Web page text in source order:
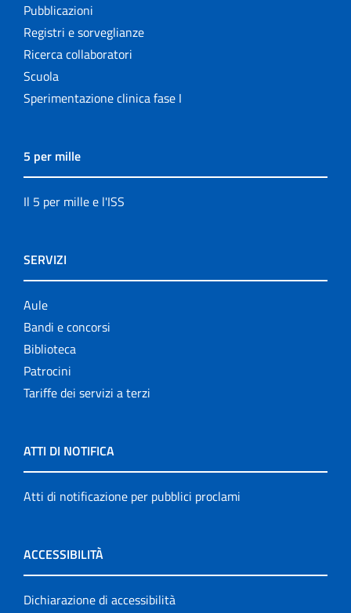
Pubblicazioni
Registri e sorveglianze
Ricerca collaboratori
Scuola
Sperimentazione clinica fase I
5 per mille
Il 5 per mille e l'ISS
SERVIZI
Aule
Bandi e concorsi
Biblioteca
Patrocini
Tariffe dei servizi a terzi
ATTI DI NOTIFICA
Atti di notificazione per pubblici proclami
ACCESSIBILITÀ
Dichiarazione di accessibilità